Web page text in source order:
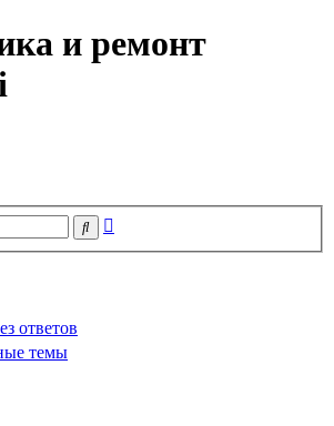
и ремонт
Поиск
ответов
темы